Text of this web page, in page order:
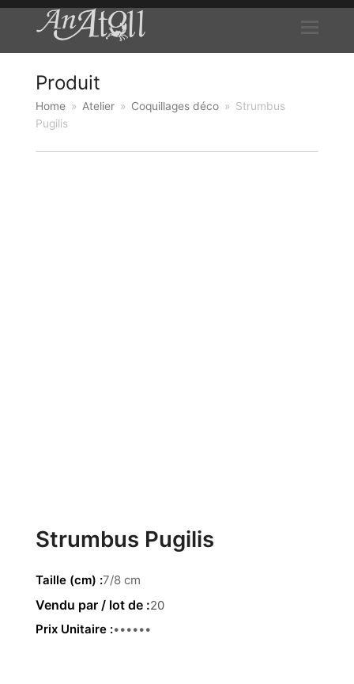
Produit
Home » Atelier » Coquillages déco » Strumbus
Pugilis
Strumbus Pugilis
Taille (cm) 7/8 cm
20
Prix Unitaire 0.95 €